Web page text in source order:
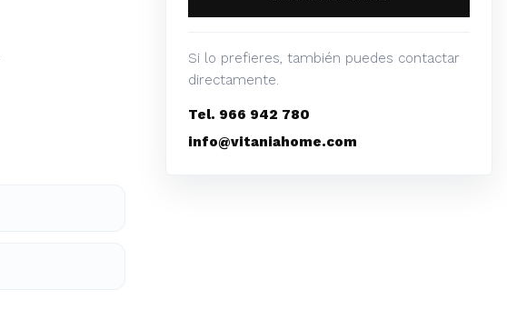
Si lo prefieres, también puedes contactar
directamente.
Tel. 966 942 780
info@vitaniahome.com